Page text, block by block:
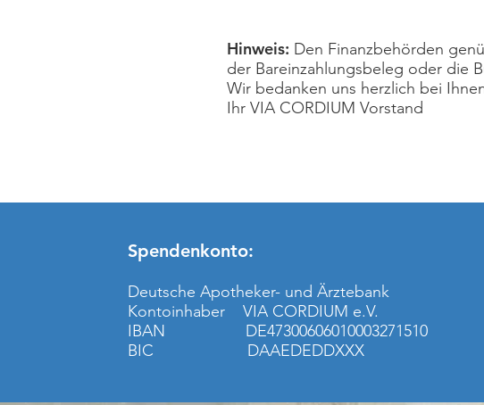
Hinweis: Den Finanzbehörden
der Bareinzahlungsbeleg oder die
Wir bedanken uns herzlich bei
Ihr VIA CORDIUM Vorstand
Spendenkonto:
Deutsche Apotheker- und Ärztebank
Kontoinhaber VIA CORDIUM e.V.
IBAN DE47300606010003271510
BIC DAAEDEDDXXX